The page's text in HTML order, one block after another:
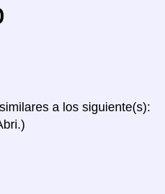
a los siguiente(s):